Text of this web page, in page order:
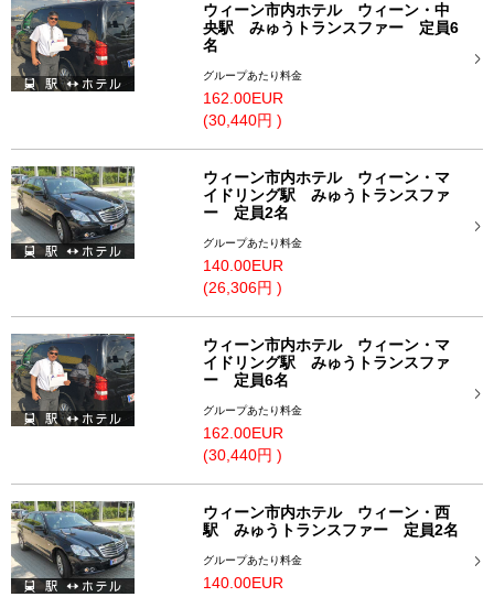
ウィーン市内ホテル ウィーン・中
央駅 みゅうトランスファー 定員6
名
グループあたり料金
162.00EUR
(30,440円 )
ウィーン市内ホテル ウィーン・マ
イドリング駅 みゅうトランスファ
ー 定員2名
グループあたり料金
140.00EUR
(26,306円 )
ウィーン市内ホテル ウィーン・マ
イドリング駅 みゅうトランスファ
ー 定員6名
グループあたり料金
162.00EUR
(30,440円 )
ウィーン市内ホテル ウィーン・西
駅 みゅうトランスファー 定員2名
グループあたり料金
140.00EUR